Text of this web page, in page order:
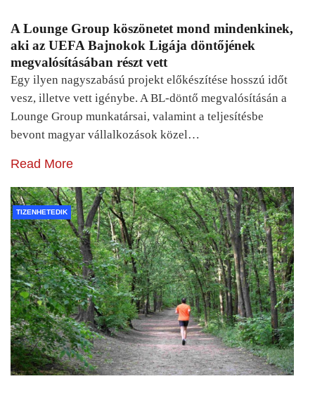
A Lounge Group köszönetet mond mindenkinek,
aki az UEFA Bajnokok Ligája döntőjének
megvalósításában részt vett
Egy ilyen nagyszabású projekt előkészítése hosszú időt
vesz, illetve vett igénybe. A BL-döntő megvalósításán a
Lounge Group munkatársai, valamint a teljesítésbe
bevont magyar vállalkozások közel…
Read More
TIZENHETEDIK